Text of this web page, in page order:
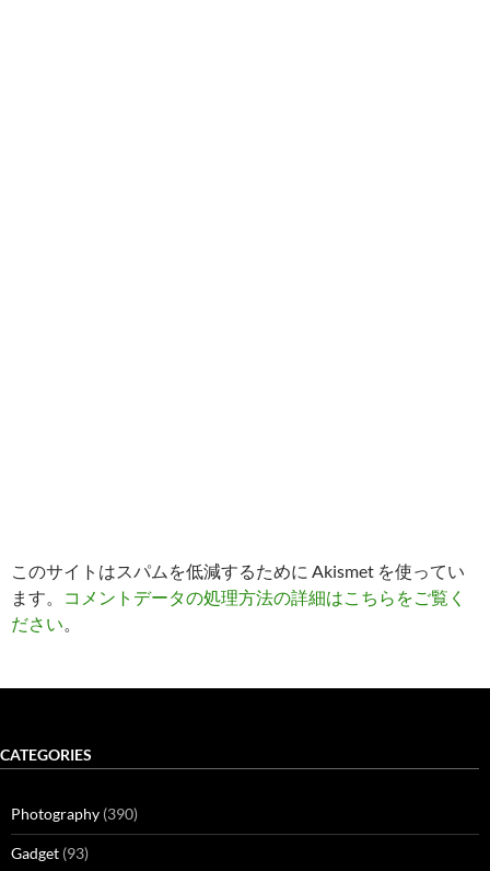
このサイトはスパムを低減するために Akismet を使ってい
ます。
コメントデータの処理方法の詳細はこちらをご覧く
ださい
CATEGORIES
Photography (390)
Gadget (93)